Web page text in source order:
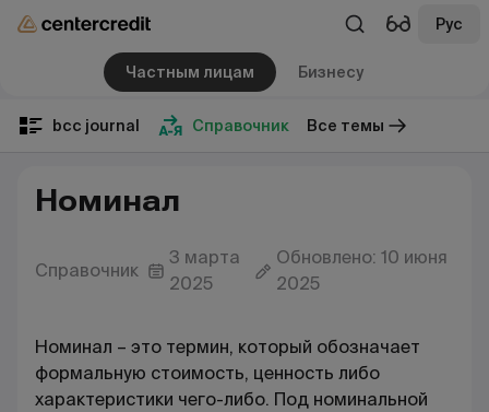
Рус
Частным лицам Бизнесу
bcc journal Справочник Все темы
Номинал
Справочник
3 марта
2025
Обновлено: 10 июня
2025
Номинал – это термин, который обозначает
формальную стоимость, ценность либо
характеристики чего-либо. Под номинальной